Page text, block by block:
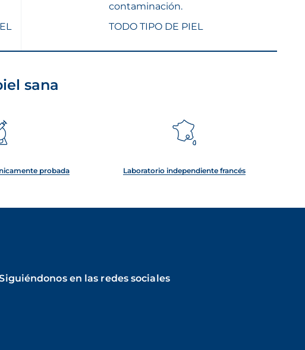
contaminación.
TODO TIPO DE PIEL
sana
probada Laboratorio independiente francés
en las redes sociales